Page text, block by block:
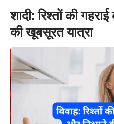
शादी: रिश्तों की
की खूबसूरत यात्रा